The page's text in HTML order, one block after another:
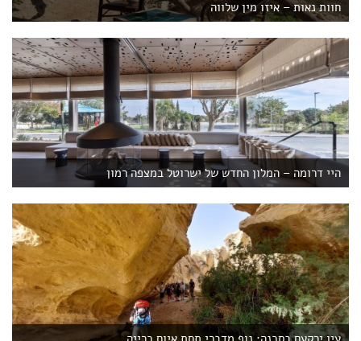
חוות נאות – איזו מין שלווה
היי דרומה – המלון החדש של ישרוטל במצפה רמון